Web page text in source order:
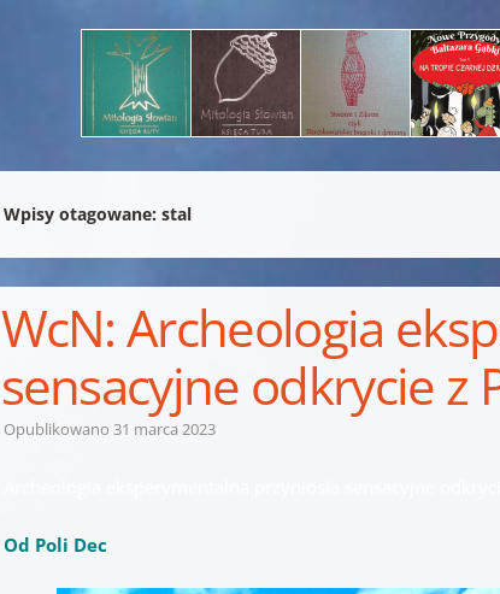
Wpisy otagowane:stal
WcN: Archeologia
sensacyjne odkrycie z
Opublikowano31 marca 2023
Od Poli Dec